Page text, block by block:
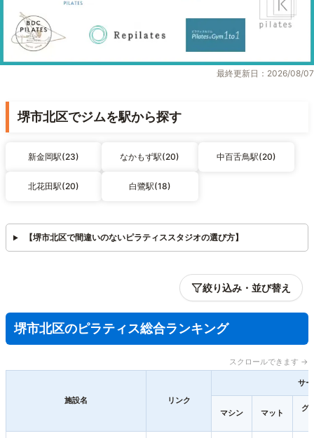
最終更新日：2026/08/07
堺市北区でジムを駅から探す
新金岡駅(23) なかもず駅(20) 中百舌鳥駅(20)
北花田駅(20) 白鷺駅(18)
【堺市北区で間違いのないピラティススタジオの選び方】
絞り込み・並び替え
堺市北区のピラティス総合ランキング
スクロールできます →
施設名 リンク
サ
マシン マット
グ